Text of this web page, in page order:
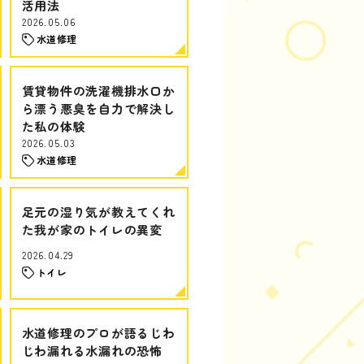
活用法
2026.05.06
水道修理
賃貸物件の洗濯機排水口か
ら漂う悪臭を自力で解決し
た私の体験
2026.05.03
水道修理
足元の湿り気が教えてくれ
た我が家のトイレの異変
2026.04.29
トイレ
水道修理のプロが語るじわ
じわ漏れる水漏れの恐怖